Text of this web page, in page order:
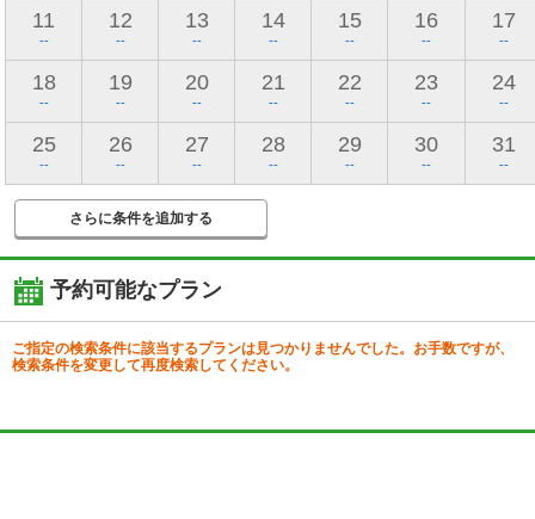
11
--
12
--
13
--
14
--
15
--
16
--
17
--
18
--
19
--
20
--
21
--
22
--
23
--
24
--
25
--
26
--
27
--
28
--
29
--
30
--
31
--
さらに条件を追加する
予約可能なプラン
ご指定の検索条件に該当するプランは見つかりませんでした。お手数ですが、
検索条件を変更して再度検索してください。